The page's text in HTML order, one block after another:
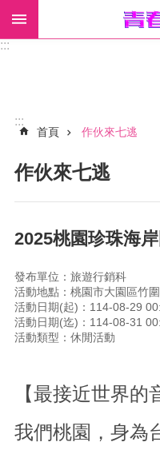
回
網
導
覽
警
察
信
箱
:::
:::
首頁 作伙來七逃
作伙來七逃
2025桃園珍珠海
發布單位：旅遊行銷科
活動地點：桃園市大園區竹
活動日期(起)：114-08-29
活動日期(迄)：114-08-31
活動類型：休閒活動
【最接近世界的
我們桃園，身為